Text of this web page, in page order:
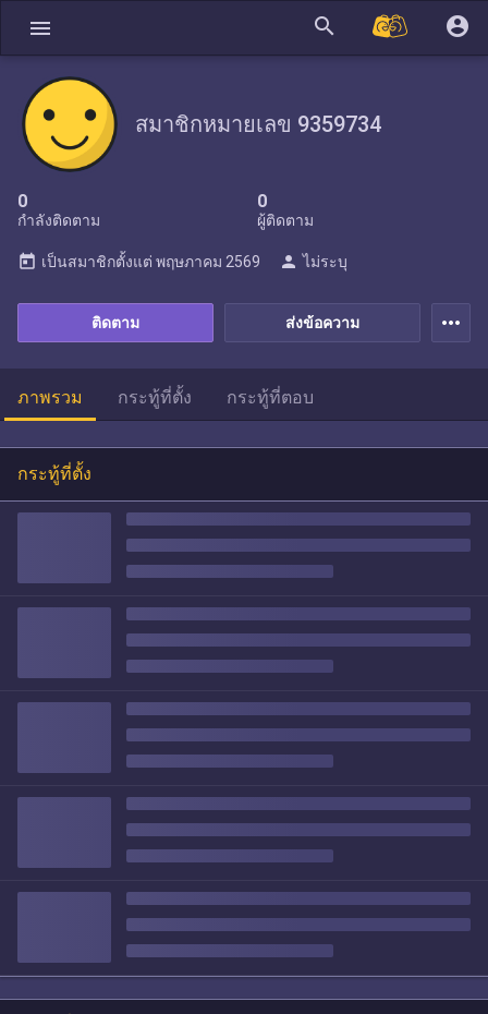
menu search account_circle
สมาชิกหมายเลข 9359734
0
กำลังติดตาม
0
ผู้ติดตาม
ส่งข้อความ
ติดตาม
today เป็นสมาชิกตั้งแต่ พฤษภาคม 2569 person ไม่ระบุ
more_horiz
ภาพรวม กระทู้ที่ตั้ง กระทู้ที่ตอบ
กระทู้ที่ตั้ง